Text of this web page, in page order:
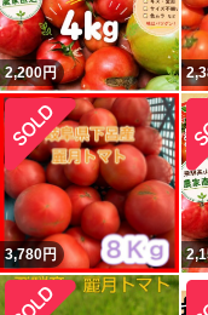
2,200円
3,780円